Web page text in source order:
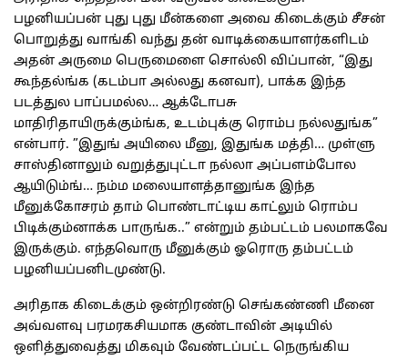
பழனியப்பன் புது புது மீன்களை அவை கிடைக்கும் சீசன்
பொறுத்து வாங்கி வந்து தன் வாடிக்கையாளர்களிடம்
அதன் அருமை பெருமைளை சொல்லி விப்பான், “இது
கூந்தல்ங்க (கடம்பா அல்லது கனவா), பாக்க இந்த
படத்துல பாப்பமல்ல… ஆக்டோபசு
மாதிரிதாயிருக்கும்ங்க, உடம்புக்கு ரொம்ப நல்லதுங்க”
என்பார். ”இதுங் அயிலை மீனு, இதுங்க மத்தி… முள்ளு
சாஸ்தினாலும் வறுத்துபுட்டா நல்லா அப்பளம்போல
ஆயிடும்ங்… நம்ம மலையாளத்தானுங்க இந்த
மீனுக்கோசரம் தாம் பொண்டாட்டிய காட்லும் ரொம்ப
பிடிக்கும்னாக்க பாருங்க..” என்றும் தம்பட்டம் பலமாகவே
இருக்கும். எந்தவொரு மீனுக்கும் ஓரொரு தம்பட்டம்
பழனியப்பனிடமுண்டு.
அரிதாக கிடைக்கும் ஒன்றிரண்டு செங்கண்ணி மீனை
அவ்வளவு பரமரகசியமாக குண்டாவின் அடியில்
ஒளித்துவைத்து மிகவும் வேண்டப்பட்ட நெருங்கிய